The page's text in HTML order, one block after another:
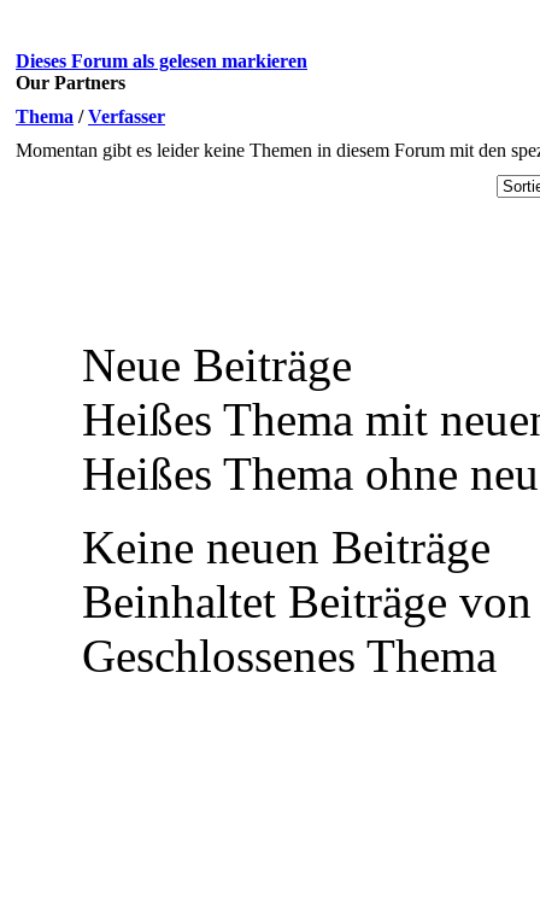
Dieses Forum als gelesen markieren
Our Partners
Thema /Verfasser
Momentan gibt es leider keine Themen in diesem Forum mit den
Neue Beiträge
Heißes Thema mit
Heißes Thema ohne
Keine neuen Beiträge
Beinhaltet Beiträge
Geschlossenes Thema